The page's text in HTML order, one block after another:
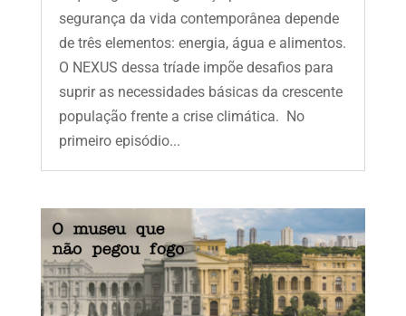
segurança da vida contemporânea depende
de três elementos: energia, água e alimentos.
O NEXUS dessa tríade impõe desafios para
suprir as necessidades básicas da crescente
população frente a crise climática. No
primeiro episódio...